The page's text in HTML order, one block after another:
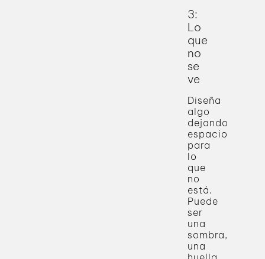
3:
Lo
que
no
se
ve
Diseña
algo
dejando
espacio
para
lo
que
no
está.
Puede
ser
una
sombra,
una